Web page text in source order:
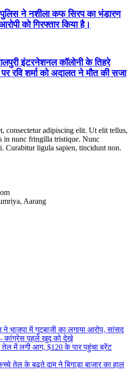
ने नशीला कफ सिरप का भंडारण
को गिरफ्तार किया है।
इंटरनेशनल कॉलोनी के तिहरे
पर रवि शर्मा को अदालत ने मौत की सजा
consectetur adipiscing elit. Ut elit tellus,
in nunc fringilla tristique. Nunc
Curabitur ligula sapien, tincidunt non.
Aarang
भाजपा में गुटबाजी का लगाया आरोप, सांसद
कांग्रेस पहले खुद को देखे
में लगी आग, $120 के पार पहुंचा ब्रेंट
तेल के बढ़ते दाम ने बिगाड़ा बाजार का हाल